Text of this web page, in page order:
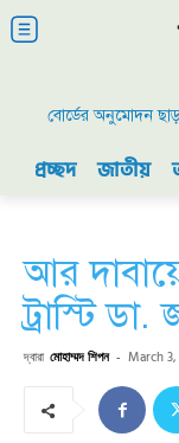
বোর্ডের অনুমোদন
প্রচ্ছদ জাতীয়
আর
ট্রাস্টি
দ্বারা মোহাম্মদ শিপন - March 3,